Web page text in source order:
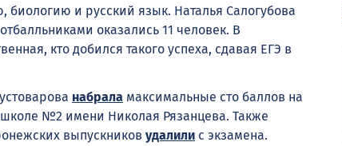
биологию и русский язык. Наталья Салогубова
оказались 11 человек. В
кто добился такого успеха, сдавая ЕГЭ в
набрала максимальные сто баллов на
№2 имени Николая Рязанцева. Также
выпускников удалили с экзамена.